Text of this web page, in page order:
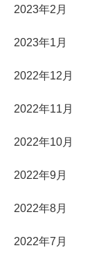
2023年2月
2023年1月
2022年12月
2022年11月
2022年10月
2022年9月
2022年8月
2022年7月